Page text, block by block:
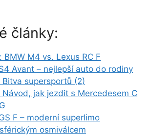
články:
BMW M4 vs. Lexus RC F
Avant – nejlepší auto do rodiny
Bitva supersportů (2)
Návod, jak jezdit s Mercedesem C
F – moderní superlimo
osmiválcem